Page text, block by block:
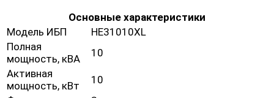
Основные характеристики
Модель ИБП
HE31010XL
Полная
мощность, кВА
10
Активная
мощность, кВт
10